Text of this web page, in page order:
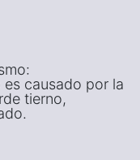
causado por la
tierno,